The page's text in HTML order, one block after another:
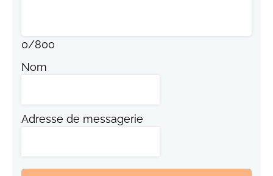
0/800
Nom
Adresse de messagerie